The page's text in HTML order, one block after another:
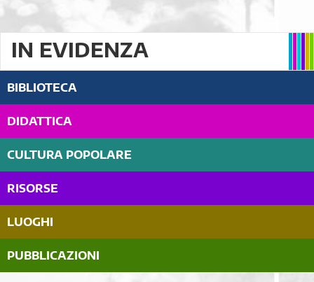
IN EVIDENZA
BIBLIOTECA
DIDATTICA
CULTURA POPOLARE
RISORSE
LUOGHI
PUBBLICAZIONI